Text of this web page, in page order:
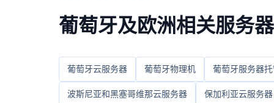
葡萄牙及欧洲相关服务
葡萄牙云服务器 葡萄牙物理机 葡萄牙服务器
波斯尼亚和黑塞哥维那云服务器 保加利亚云服务器